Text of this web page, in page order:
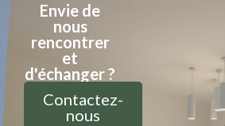
Envie de
nous
rencontrer
et
d'échanger ?
Contactez-
nous